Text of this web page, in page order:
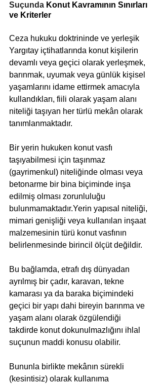
Suçunda Konut Kavramının Sınırları
ve Kriterler
Ceza hukuku doktrininde ve yerleşik
Yargıtay içtihatlarında konut kişilerin
devamlı veya geçici olarak yerleşmek,
barınmak, uyumak veya günlük kişisel
yaşamlarını idame ettirmek amacıyla
kullandıkları, fiili olarak yaşam alanı
niteliği taşıyan her türlü mekân olarak
tanımlanmaktadır.
Bir yerin hukuken konut vasfı
taşıyabilmesi için taşınmaz
(gayrimenkul) niteliğinde olması veya
betonarme bir bina biçiminde inşa
edilmiş olması zorunluluğu
bulunmamaktadır.Yerin yapısal niteliği,
mimari genişliği veya kullanılan inşaat
malzemesinin türü konut vasfının
belirlenmesinde birincil ölçüt değildir.
Bu bağlamda, etrafı dış dünyadan
ayrılmış bir çadır, karavan, tekne
kamarası ya da baraka biçimindeki
geçici bir yapı dahi bireyin barınma ve
yaşam alanı olarak özgülendiği
takdirde konut dokunulmazlığını ihlal
suçunun maddi konusu olabilir.
Bununla birlikte mekânın sürekli
(kesintisiz) olarak kullanıma